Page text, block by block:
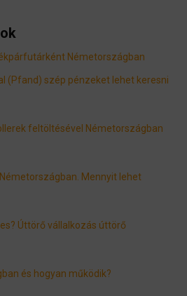
Németországban
(Pfand) szép pénzeket lehet keresni
feltöltésével Németországban
Mennyit lehet
Úttörő vállalkozás úttörő
és hogyan működik?